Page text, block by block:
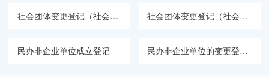
社会团体变更登记（社会团体住所变更登记） 社会团体变更登记（社会团体注册资金变更登记）
民办非企业单位成立登记 民办非企业单位的变更登记（民办非企业单位名称变更）